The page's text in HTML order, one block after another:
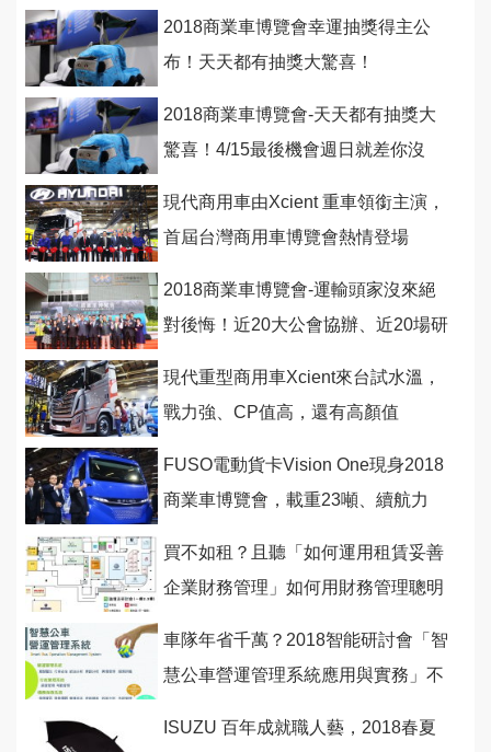
2018商業車博覽會幸運抽獎得主公
布！天天都有抽獎大驚喜！
2018商業車博覽會-天天都有抽獎大
驚喜！4/15最後機會週日就差你沒
現代商用車由Xcient 重車領銜主演，
首屆台灣商用車博覽會熱情登場
2018商業車博覽會-運輸頭家沒來絕
對後悔！近20大公會協辦、近20場研
現代重型商用車Xcient來台試水溫，
戰力強、CP值高，還有高顏值
FUSO電動貨卡Vision One現身2018
商業車博覽會，載重23噸、續航力
買不如租？且聽「如何運用租賃妥善
企業財務管理」如何用財務管理聰明
車隊年省千萬？2018智能研討會「智
慧公車營運管理系統應用與實務」不
ISUZU 百年成就職人藝，2018春夏